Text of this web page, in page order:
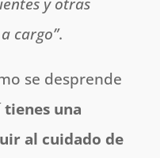
cargo”.
se desprende
una
al cuidado de